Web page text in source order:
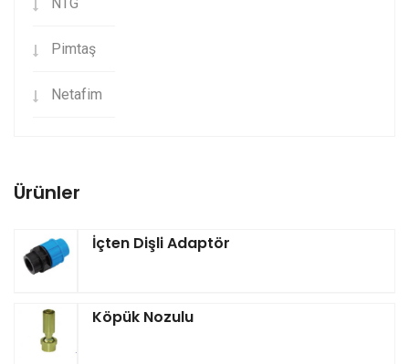
Pimtaş
Netafim
Ürünler
İçten Dişli Adaptör
Köpük Nozulu